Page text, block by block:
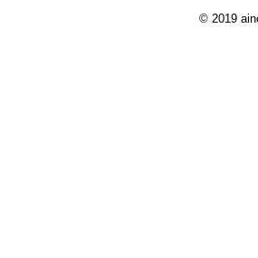
© 2019